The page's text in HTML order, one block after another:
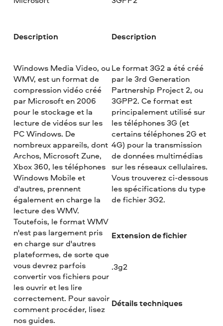
Description
Windows Media Video, ou
WMV, est un format de
compression vidéo créé
par Microsoft en 2006
pour le stockage et la
lecture de vidéos sur les
PC Windows. De
nombreux appareils, dont
Archos, Microsoft Zune,
Xbox 360, les téléphones
Windows Mobile et
d'autres, prennent
également en charge la
lecture des WMV.
Toutefois, le format WMV
n'est pas largement pris
en charge sur d'autres
plateformes, de sorte que
vous devrez parfois
convertir vos fichiers pour
les ouvrir et les lire
correctement. Pour savoir
comment procéder, lisez
nos guides.
Description
Le format 3G2 a été créé
par le 3rd Generation
Partnership Project 2, ou
3GPP2. Ce format est
principalement utilisé sur
les téléphones 3G (et
certains téléphones 2G et
4G) pour la transmission
de données multimédias
sur les réseaux cellulaires.
Vous trouverez ci-dessous
les spécifications du type
de fichier 3G2.
Extension de fichier
.3g2
Détails techniques